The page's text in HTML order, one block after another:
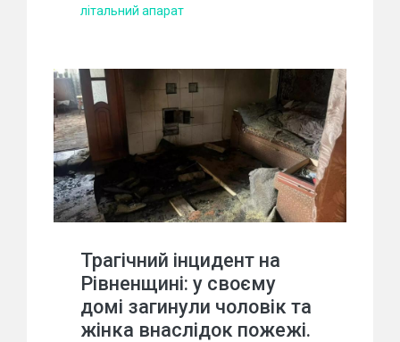
літальний апарат
Трагічний інцидент на
Рівненщині: у своєму
домі загинули чоловік та
жінка внаслідок пожежі.